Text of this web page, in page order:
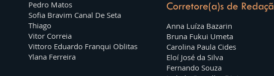
Pedro Matos
Sofia Bravim Canal De Seta
Thiago
Vitor Correia
Vittoro Eduardo Franqui Oblitas
Ylana Ferreira
Corretore(a)s de
Anna Luíza Bazarin
Bruna Fukui Umeta
Carolina Paula Cides
Eloí José da Silva
Fernando Souza